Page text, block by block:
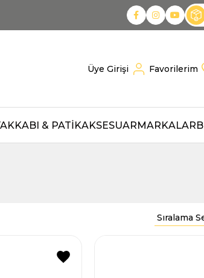
TOPTAN SATIŞ TOPTAN
Üye Girişi Favorilerim
& PATİKAKSESUARMARKALAR